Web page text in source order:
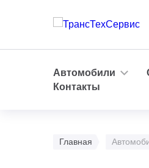
Автомобили
Контакты
Главная